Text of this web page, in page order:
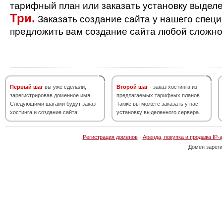
тарифный план или заказать установку
Три. Заказать создание сайта у нашего
предложить вам создание сайта любой
Первый шаг вы уже сделали,
зарегистрировав доменное имя.
Следующими шагами будут заказ
хостинга и создание сайта.
Второй шаг - заказ хостинга из
предлагаемых тарифных планов.
Также вы можете заказать у нас
установку выделенного сервера.
Регистрация доменов· Аренда, покупка и продажа IP-
Домен